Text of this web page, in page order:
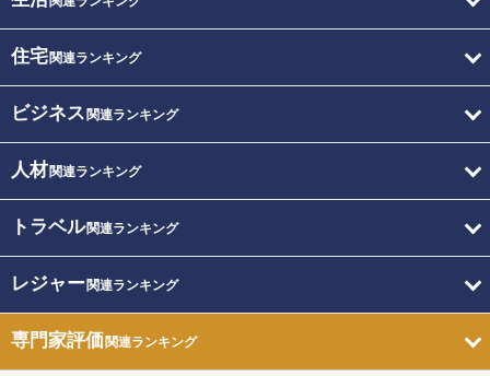
住宅関連ランキング
ビジネス 関連ランキング
人材関連ランキング
トラベル関連ランキング
レジャー関連ランキング
専門家評価関連ランキング